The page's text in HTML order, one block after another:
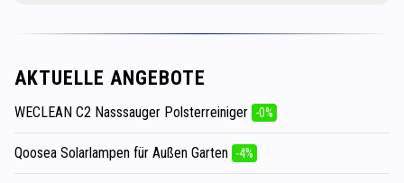
AKTUELLE ANGEBOTE
WECLEAN C2 Nasssauger Polsterreiniger -0%
Qoosea Solarlampen für Außen Garten -4%